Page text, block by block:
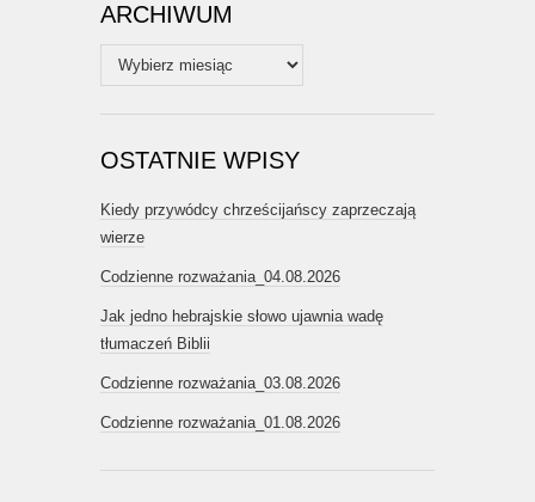
ARCHIWUM
Archiwum
OSTATNIE WPISY
Kiedy przywódcy chrześcijańscy zaprzeczają
wierze
Codzienne rozważania_04.08.2026
Jak jedno hebrajskie słowo ujawnia wadę
tłumaczeń Biblii
Codzienne rozważania_03.08.2026
Codzienne rozważania_01.08.2026